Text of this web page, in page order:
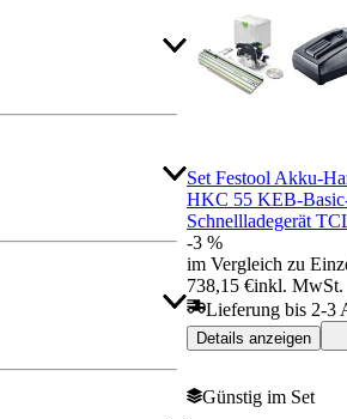
Set Festool Akku-
HKC 55 KEB-
Schnellladegerät
-3 %
im Vergleich zu
738,15 €inkl. MwSt.
Lieferung bis 2-3
Details anzeigen
Günstig im Set